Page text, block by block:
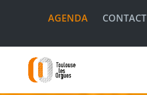
AGENDA CONTACT